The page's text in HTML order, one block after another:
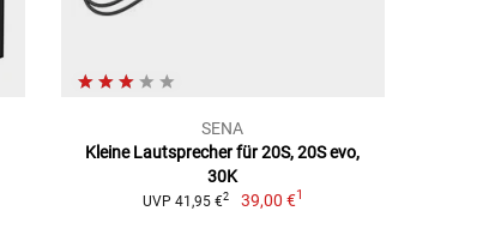
SENA
Kleine Lautsprecher für 20S, 20S evo,
30K
UVP 41,95 €2 39,00 €1